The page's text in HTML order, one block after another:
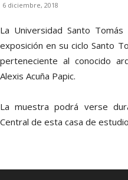
6 diciembre, 2018
La Universidad Santo
exposición en su ciclo Santo
perteneciente al conocido
Alexis Acuña Papic.
La muestra podrá verse
Central de esta casa de